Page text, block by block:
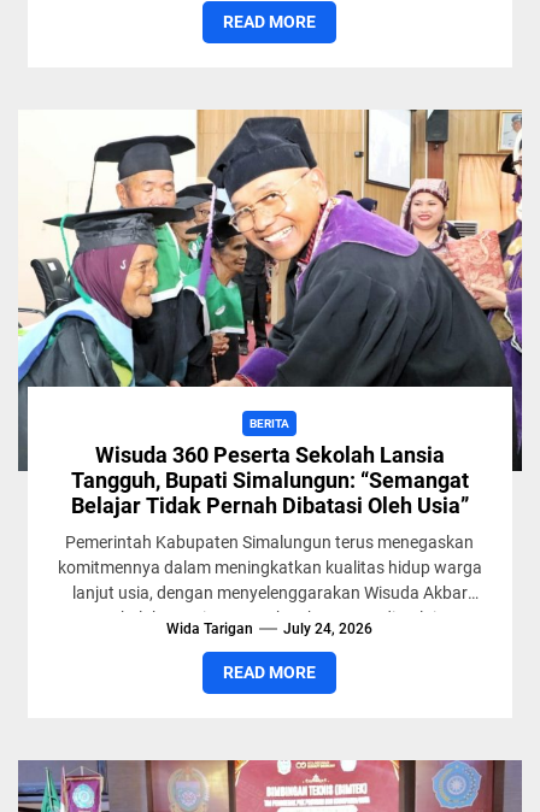
READ MORE
BERITA
Wisuda 360 Peserta Sekolah Lansia
Tangguh, Bupati Simalungun: “Semangat
Belajar Tidak Pernah Dibatasi Oleh Usia”
Pemerintah Kabupaten Simalungun terus menegaskan
komitmennya dalam meningkatkan kualitas hidup warga
lanjut usia, dengan menyelenggarakan Wisuda Akbar
Sekolah Lansia Tangguh Tahun 2026 di Balai
Wida Tarigan July 24, 2026
READ MORE